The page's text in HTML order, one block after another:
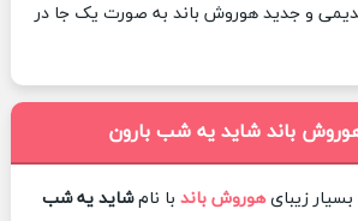
و جدید هوروش باند به صورت یک جا در
باند شاید یه شب بارون
زیبایهوروش باند با نامشاید یه شب